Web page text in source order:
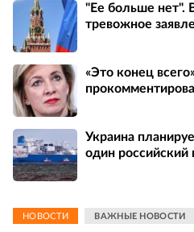
"Ее больше
тревожное
«Это конец
Украина
один российский
НОВОСТИ ВАЖНЫЕ НОВОСТИ